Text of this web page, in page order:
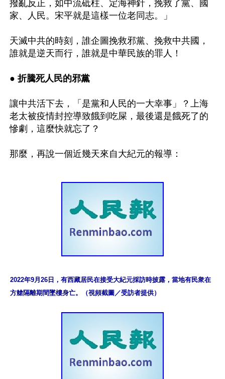
撥亂反正，如中流砥柱、定海神針，挽救了黨、國
家、人民。宋平就是這樣一位老同志。」
天滅中共的時刻，誰企圖挽救邪黨、挽救中共國，
誰就是逆天而行，誰就是中華民族的罪人！
● 折騰死人民的邪黨
讓中共活下去，「是黨和人民的一大幸事」？上海
老太被疫情封控導致餓到吃屎，最後還是餓死了的
慘劇，這麼快就忘了？
2022年9月26日，有西藏居民在接受大紀元採訪時披露，當地有民衆在
方艙隔離期間墜樓身亡。（視頻截圖／受訪者提供）